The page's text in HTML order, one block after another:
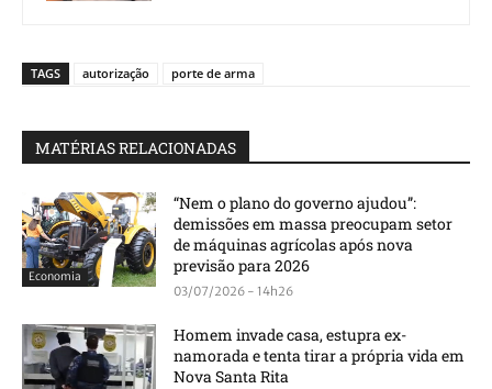
TAGS autorização porte de arma
MATÉRIAS RELACIONADAS
Economia
“Nem o plano do governo ajudou”:
demissões em massa preocupam setor
de máquinas agrícolas após nova
previsão para 2026
03/07/2026 - 14h26
Homem invade casa, estupra ex-
namorada e tenta tirar a própria vida em
Nova Santa Rita